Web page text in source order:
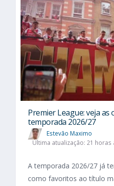
Premier League: veja
temporada 2026/27
Estevão Maximo
Última atualização: 21 horas
A temporada 2026/27 já
como favoritos ao título